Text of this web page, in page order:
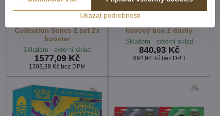
Pokémon TCG: First
Collection Series 2 set 2x
booster
Skladem - externí sklad
1577,09 Kč
1303,38 Kč bez DPH
Pokémon TCG: Mega
kovový box 2 druhy
Skladem - externí sklad
840,93 Kč
694,98 Kč bez DPH
Ukázat podrobnosti